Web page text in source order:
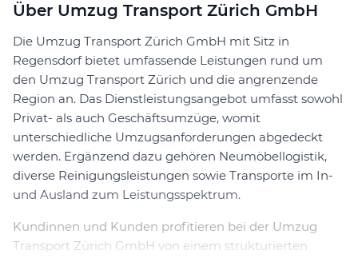
Über Umzug Transport Zürich GmbH
Die Umzug Transport Zürich GmbH mit Sitz in
Regensdorf bietet umfassende Leistungen rund um
den Umzug Transport Zürich und die angrenzende
Region an. Das Dienstleistungsangebot umfasst sowohl
Privat- als auch Geschäftsumzüge, womit
unterschiedliche Umzugsanforderungen abgedeckt
werden. Ergänzend dazu gehören Neumöbellogistik,
diverse Reinigungsleistungen sowie Transporte im In-
und Ausland zum Leistungsspektrum.
Kundinnen und Kunden profitieren bei der Umzug
Transport Zürich GmbH von einem strukturierten